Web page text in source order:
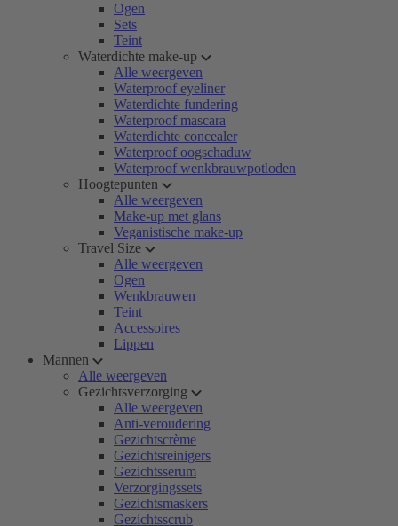
Ogen
Sets
Teint
Waterdichte make-up
Alle weergeven
Waterproof eyeliner
Waterdichte fundering
Waterproof mascara
Waterdichte concealer
Waterproof oogschaduw
Waterproof wenkbrauwpotloden
Hoogtepunten
Alle weergeven
Make-up met glans
Veganistische make-up
Travel Size
Alle weergeven
Ogen
Wenkbrauwen
Teint
Accessoires
Lippen
Mannen
Alle weergeven
Gezichtsverzorging
Alle weergeven
Anti-veroudering
Gezichtscrème
Gezichtsreinigers
Gezichtsserum
Verzorgingssets
Gezichtsmaskers
Gezichtsscrub